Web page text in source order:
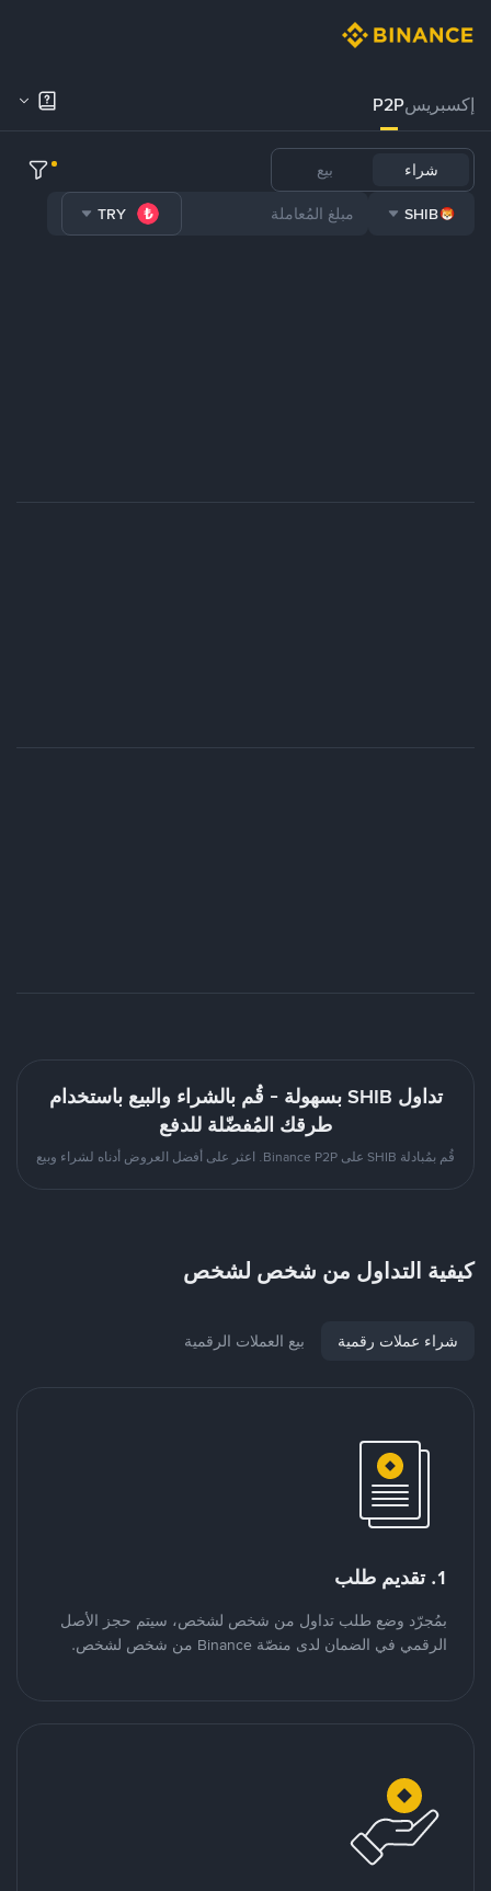
إكسبريسP2P
شراء بيع
SHIB
TRY
تداول SHIB بسهولة - قُم بالشراء والبيع باستخدام
طرقك المُفضّلة للدفع
قُم بمُبادلة SHIB على Binance P2P. اعثر على أفضل العروض أدناه لشراء وبيع
كيفية التداول من شخص لشخص
شراء عملات رقمية بيع العملات الرقمية
1. تقديم طلب
بمُجرّد وضع طلب تداول من شخص لشخص، سيتم حجز الأصل
الرقمي في الضمان لدى منصّة Binance من شخص لشخص.